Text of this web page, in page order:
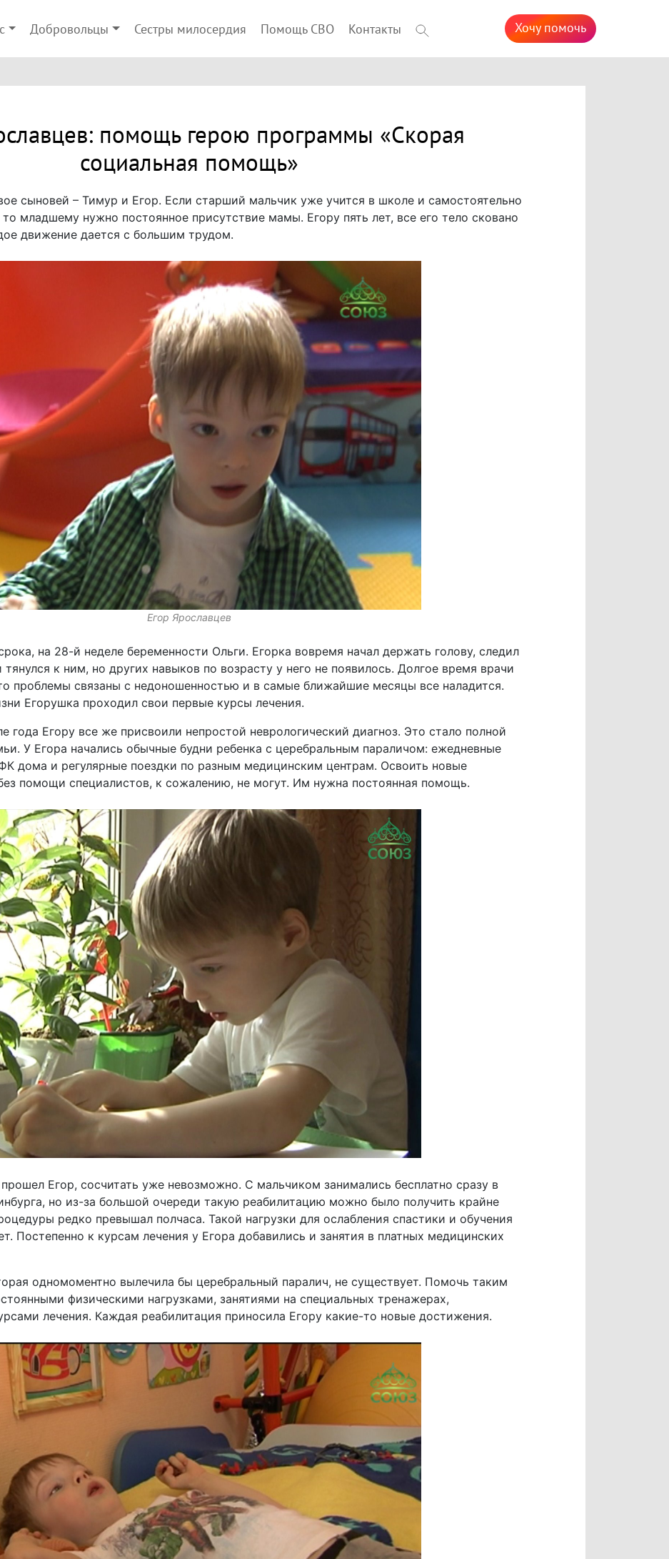
Добровольцы Сестры милосердия Помощь СВО Контакты Хочу помочь
помощь герою программы «Скорая
социальная помощь»
сыновей – Тимур и Егор. Если старший мальчик уже учится в школе и самостоятельно
младшему нужно постоянное присутствие мамы. Егору пять лет, все его тело сковано
движение дается с большим трудом.
Егор Ярославцев
на 28-й неделе беременности Ольги. Егорка вовремя начал держать голову, следил
к ним, но других навыков по возрасту у него не появилось. Долгое время врачи
проблемы связаны с недоношенностью и в самые ближайшие месяцы все наладится.
Егорушка проходил свои первые курсы лечения.
года Егору все же присвоили непростой неврологический диагноз. Это стало полной
У Егора начались обычные будни ребенка с церебральным параличом: ежедневные
дома и регулярные поездки по разным медицинским центрам. Освоить новые
помощи специалистов, к сожалению, не могут. Им нужна постоянная помощь.
Егор, сосчитать уже невозможно. С мальчиком занимались бесплатно сразу в
но из-за большой очереди такую реабилитацию можно было получить крайне
редко превышал полчаса. Такой нагрузки для ослабления спастики и обучения
Постепенно к курсам лечения у Егора добавились и занятия в платных медицинских
одномоментно вылечила бы церебральный паралич, не существует. Помочь таким
физическими нагрузками, занятиями на специальных тренажерах,
лечения. Каждая реабилитация приносила Егору какие-то новые достижения.